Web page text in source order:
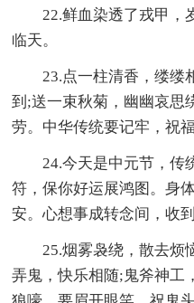
22.鲜血染透了戎甲，
临天。
23.点一柱清香，缕缕
到;送一束秋菊，幽幽哀思
劳。中华传统要记牢，祝
24.今天是中元节，传
符，保你好运展鸿图。身
安。心想事成转念间，收
25.烟雾袅绕，散去烦
弄鬼，快乐相随;鬼斧神工